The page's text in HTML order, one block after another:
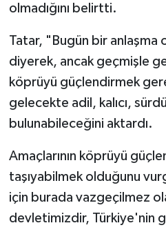
olmadığını belirtti.
Tatar, "Bugün bir anlaşma
diyerek, ancak geçmişle
köprüyü güçlendirmek
gelecekte adil, kalıcı,
bulunabileceğini aktardı.
Amaçlarının köprüyü
taşıyabilmek olduğunu
için burada vazgeçilmez
devletimizdir, Türkiye'nin